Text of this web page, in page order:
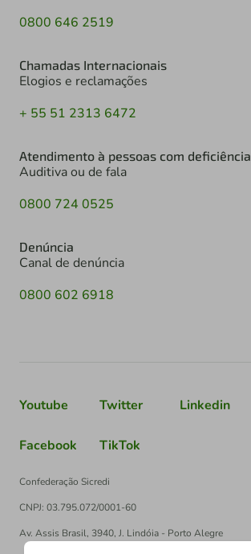
0800 646 2519
Chamadas Internacionais
Elogios e reclamações
+ 55 51 2313 6472
Atendimento à pessoas com deficiência
Auditiva ou de fala
0800 724 0525
Denúncia
Canal de denúncia
0800 602 6918
Youtube Twitter Linkedin
Facebook TikTok
Confederação Sicredi
CNPJ: 03.795.072/0001-60
Av. Assis Brasil, 3940, J. Lindóia - Porto Alegre